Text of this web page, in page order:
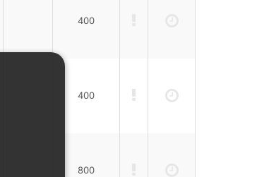
400
400
800